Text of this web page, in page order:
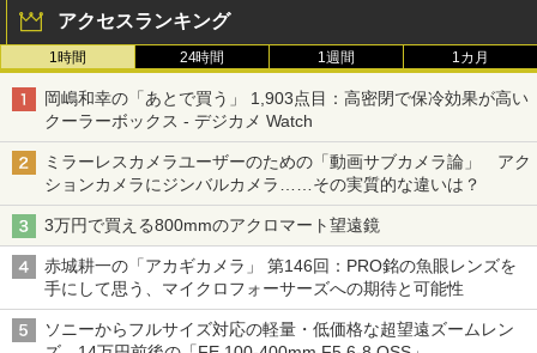
アクセスランキング
1時間 24時間 1週間 1カ月
岡嶋和幸の「あとで買う」 1,903点目：高密閉で保冷効果が高い
クーラーボックス - デジカメ Watch
ミラーレスカメラユーザーのための「動画サブカメラ論」 アク
ションカメラにジンバルカメラ……その実質的な違いは？
3万円で買える800mmのアクロマート望遠鏡
赤城耕一の「アカギカメラ」 第146回：PRO銘の魚眼レンズを
手にして思う、マイクロフォーサーズへの期待と可能性
ソニーからフルサイズ対応の軽量・低価格な超望遠ズームレン